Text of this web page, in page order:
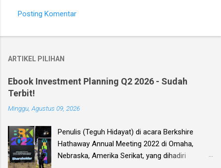
Posting Komentar
ARTIKEL PILIHAN
Ebook Investment Planning Q2 2026 - Sudah
Terbit!
Minggu, Agustus 09, 2026
Penulis (Teguh Hidayat) di acara Berkshire
Hathaway Annual Meeting 2022 di Omaha,
Nebraska, Amerika Serikat, yang dihadiri